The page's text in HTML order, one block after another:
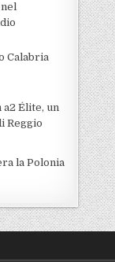
Calabria
a2 Élite, un
Reggio
la Polonia